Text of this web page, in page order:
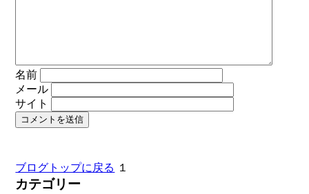
名前
メール
サイト
ブログトップに戻る １
カテゴリー